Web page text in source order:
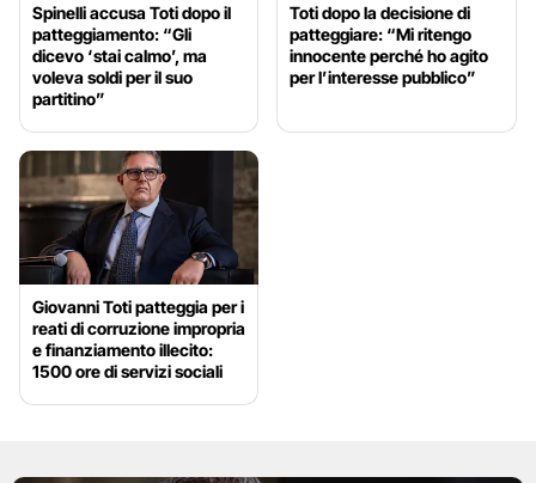
Spinelli accusa Toti dopo il
patteggiamento: “Gli
dicevo ‘stai calmo’, ma
voleva soldi per il suo
partitino”
Toti dopo la decisione di
patteggiare: “Mi ritengo
innocente perché ho agito
per l’interesse pubblico”
Giovanni Toti patteggia per i
reati di corruzione impropria
e finanziamento illecito:
1500 ore di servizi sociali